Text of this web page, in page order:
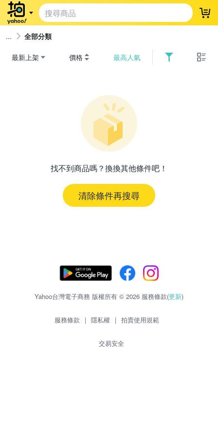
登
全部分類
最新上架 價格 最高人氣
找不到商品嗎？換換其他條件吧！
清除條件再搜尋
Yahoo台灣電子商務 版權所有 © 2026 服務條款(更新)
服務條款 | 隱私權 | 拍賣使用規範
交易安全